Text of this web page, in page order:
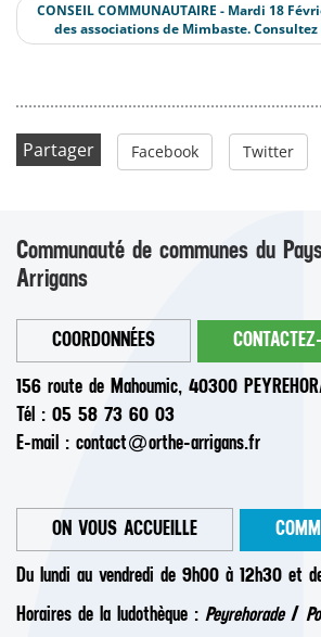
CONSEIL COMMUNAUTAIRE - Mardi 18
des associations de Mimbaste.
Partager Facebook Twitter
Communauté de communes du
Arrigans
COORDONNÉES
156 route de Mahoumic, 40300
Tél : 05 58 73 60 03
E-mail : contact orthe-arrigans.fr
ON VOUS ACCUEILLE
Du lundi au vendredi de 9h00 à 12h30 et
Horaires de la ludothèque : Peyrehorade/